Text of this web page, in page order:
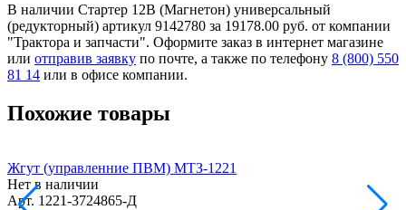
В наличии Стартер 12В (Магнетон) универсальный
(редукторный) артикул 9142780 за 19178.00 руб. от компании
"Трактора и запчасти". Оформите заказ в интернет магазине
или отправив заявку по почте, а также по телефону 8 (800) 550
81 14 или в офисе компании.
Похожие товары
Жгут (управленние ПВМ) МТЗ-1221
Нет в наличии
Арт. 1221-3724865-Д